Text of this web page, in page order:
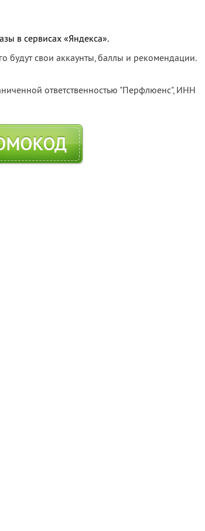
в сервисах «Яндекса».
будут свои аккаунты, баллы и рекомендации.
ответственностью "Перфлюенс", ИНН